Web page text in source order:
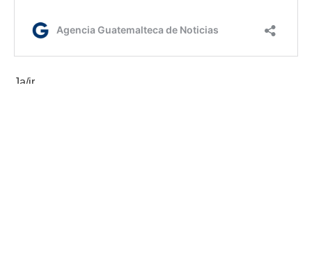
Ja/ir